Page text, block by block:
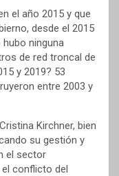
el año 2015 y que
desde el 2015
ninguna
de red troncal de
y 2019? 53
entre 2003 y
Kirchner, bien
su gestión y
el sector
conflicto del